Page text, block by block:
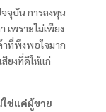
จุบัน การลงทุน
เพราะไม่เพียง
าที่พึงพอใจมาก
ยงที่ดีให้แก่
ใช่แค่ผู้ขาย